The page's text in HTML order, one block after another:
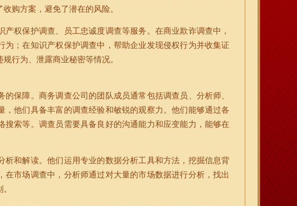
购方案，避免了潜在的风险。
权保护调查、员工忠诚度调查等服务。在商业欺诈调查中，
；在知识产权保护调查中，帮助企业发现侵权行为并收集证
行为、泄露商业秘密等情况。
保障。商务调查公司的团队成员通常包括调查员、分析师、
他们具备丰富的调查经验和敏锐的观察力。他们能够通过各
索等。调查员需要具备良好的沟通能力和应变能力，能够在
析和解读。他们运用专业的数据分析工具和方法，挖掘信息背
在市场调查中，分析师通过对大量的市场数据进行分析，找出